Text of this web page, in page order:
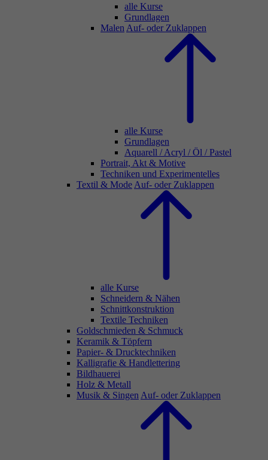
alle Kurse
Grundlagen
Malen Auf- oder Zuklappen
alle Kurse
Grundlagen
Aquarell / Acryl / Öl / Pastel
Portrait, Akt & Motive
Techniken und Experimentelles
Textil & Mode Auf- oder Zuklappen
alle Kurse
Schneidern & Nähen
Schnittkonstruktion
Textile Techniken
Goldschmieden & Schmuck
Keramik & Töpfern
Papier- & Drucktechniken
Kalligrafie & Handlettering
Bildhauerei
Holz & Metall
Musik & Singen Auf- oder Zuklappen